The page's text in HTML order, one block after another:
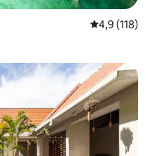
Gemiddelde
4,9 (118)